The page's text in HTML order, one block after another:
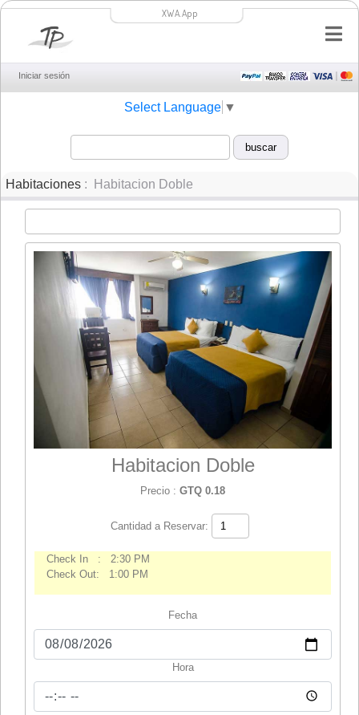
XWA.App
Iniciar sesión
Select Language ▼
Habitaciones : Habitacion Doble
Habitacion Doble
Precio : GTQ 0.18
Cantidad a Reservar:
Check In : 2:30 PM
Check Out: 1:00 PM
Fecha
Hora